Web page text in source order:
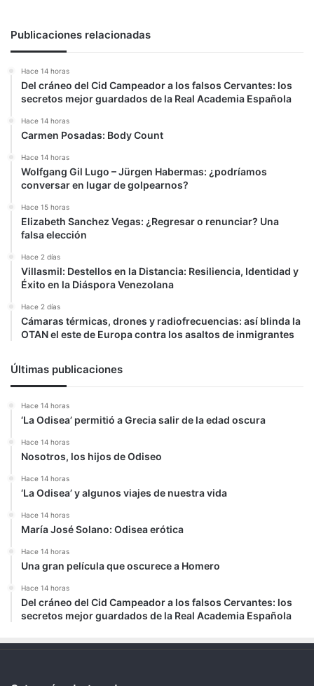
Publicaciones relacionadas
Hace 14 horas
Del cráneo del Cid Campeador a los falsos Cervantes: los
secretos mejor guardados de la Real Academia Española
Hace 14 horas
Carmen Posadas: Body Count
Hace 14 horas
Wolfgang Gil Lugo – Jürgen Habermas: ¿podríamos
conversar en lugar de golpearnos?
Hace 15 horas
Elizabeth Sanchez Vegas: ¿Regresar o renunciar? Una
falsa elección
Hace 2 días
Villasmil: Destellos en la Distancia: Resiliencia, Identidad y
Éxito en la Diáspora Venezolana
Hace 2 días
Cámaras térmicas, drones y radiofrecuencias: así blinda la
OTAN el este de Europa contra los asaltos de inmigrantes
Últimas publicaciones
Hace 14 horas
‘La Odisea’ permitió a Grecia salir de la edad oscura
Hace 14 horas
Nosotros, los hijos de Odiseo
Hace 14 horas
‘La Odisea’ y algunos viajes de nuestra vida
Hace 14 horas
María José Solano: Odisea erótica
Hace 14 horas
Una gran película que oscurece a Homero
Hace 14 horas
Del cráneo del Cid Campeador a los falsos Cervantes: los
secretos mejor guardados de la Real Academia Española